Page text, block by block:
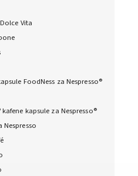
Vita
FoodNess za Nespresso®
kafene kapsule za Nespresso®
Nespresso